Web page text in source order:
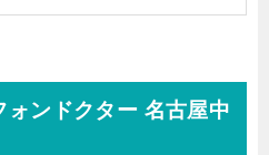
ンドクター 名古屋中